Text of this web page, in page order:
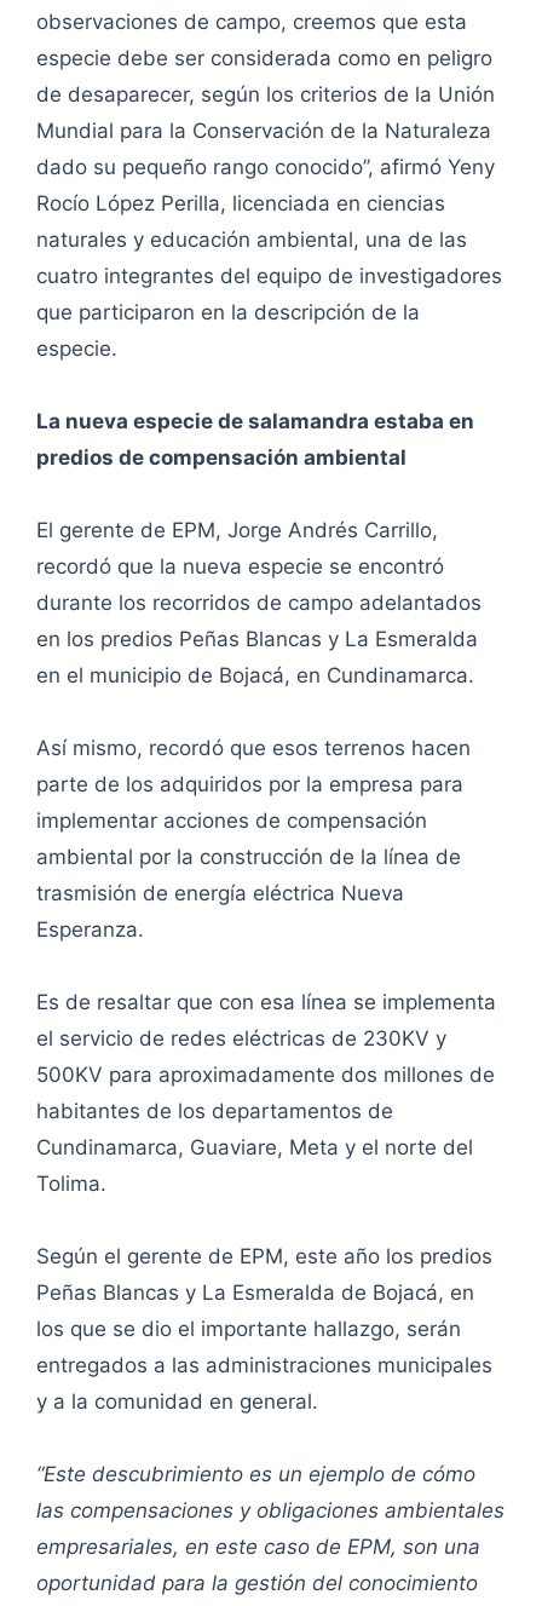
observaciones de campo, creemos que esta
especie debe ser considerada como en peligro
de desaparecer, según los criterios de la Unión
Mundial para la Conservación de la Naturaleza
dado su pequeño rango conocido”, afirmó Yeny
Rocío López Perilla, licenciada en ciencias
naturales y educación ambiental, una de las
cuatro integrantes del equipo de investigadores
que participaron en la descripción de la
especie.
La nueva especie de salamandra estaba en
predios de compensación ambiental
El gerente de EPM, Jorge Andrés Carrillo,
recordó que la nueva especie se encontró
durante los recorridos de campo adelantados
en los predios Peñas Blancas y La Esmeralda
en el municipio de Bojacá, en Cundinamarca.
Así mismo, recordó que esos terrenos hacen
parte de los adquiridos por la empresa para
implementar acciones de compensación
ambiental por la construcción de la línea de
trasmisión de energía eléctrica Nueva
Esperanza.
Es de resaltar que con esa línea se implementa
el servicio de redes eléctricas de 230KV y
500KV para aproximadamente dos millones de
habitantes de los departamentos de
Cundinamarca, Guaviare, Meta y el norte del
Tolima.
Según el gerente de EPM, este año los predios
Peñas Blancas y La Esmeralda de Bojacá, en
los que se dio el importante hallazgo, serán
entregados a las administraciones municipales
y a la comunidad en general.
“Este descubrimiento es un ejemplo de cómo
las compensaciones y obligaciones ambientales
empresariales, en este caso de EPM, son una
oportunidad para la gestión del conocimiento